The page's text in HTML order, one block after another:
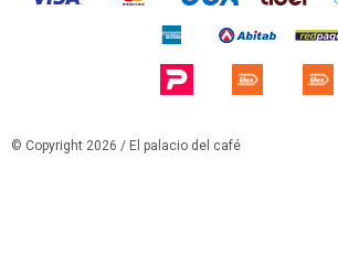
© Copyright 2026 / El palacio del café